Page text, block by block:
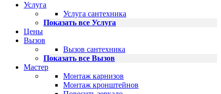
Услуга
Услуга сантехника
Показать все Услуга
Цены
Вызов
Вызов сантехника
Показать все Вызов
Мастер
Монтаж карнизов
Монтаж кронштейнов